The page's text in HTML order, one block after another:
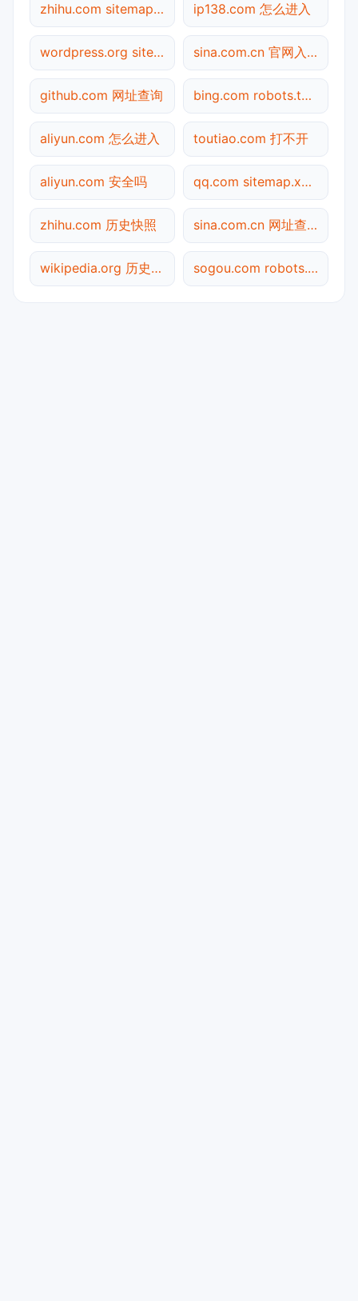
zhihu.com sitemap.xml检测 ip138.com 怎么进入
wordpress.org sitemap.xml检测 sina.com.cn 官网入口
github.com 网址查询 bing.com robots.txt检测
aliyun.com 怎么进入 toutiao.com 打不开
aliyun.com 安全吗 qq.com sitemap.xml检测
zhihu.com 历史快照 sina.com.cn 网址查询
wikipedia.org 历史快照 sogou.com robots.txt检测